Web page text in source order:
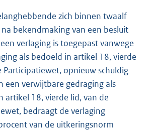
zich binnen twaalf
bekendmaking van een besluit
verlaging is toegepast vanwege
als bedoeld in artikel 18, vierde
Participatiewet, opnieuw schuldig
een verwijtbare gedraging als
artikel 18, vierde lid, van de
bedraagt de verlaging
van de uitkeringsnorm